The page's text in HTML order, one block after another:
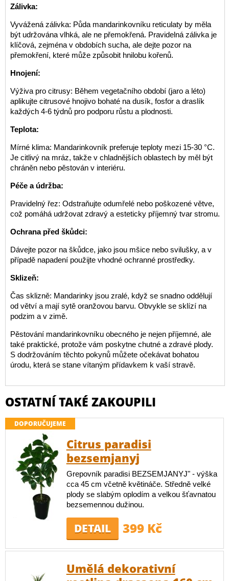
Zálivka:
Vyvážená zálivka: Půda mandarinkovníku reticulaty by měla
být udržována vlhká, ale ne přemokřená. Pravidelná zálivka je
klíčová, zejména v obdobích sucha, ale dejte pozor na
přemokření, které může způsobit hnilobu kořenů.
Hnojení:
Výživa pro citrusy: Během vegetačního období (jaro a léto)
aplikujte citrusové hnojivo bohaté na dusík, fosfor a draslík
každých 4-6 týdnů pro podporu růstu a plodnosti.
Teplota:
Mírné klima: Mandarinkovník preferuje teploty mezi 15-30 °C.
Je citlivý na mráz, takže v chladnějších oblastech by měl být
chráněn nebo pěstován v interiéru.
Péče a údržba:
Pravidelný řez: Odstraňujte odumřelé nebo poškozené větve,
což pomáhá udržovat zdravý a esteticky příjemný tvar stromu.
Ochrana před škůdci:
Dávejte pozor na škůdce, jako jsou mšice nebo svilušky, a v
případě napadení použijte vhodné ochranné prostředky.
Sklizeň:
Čas sklizně: Mandarinky jsou zralé, když se snadno oddělují
od větví a mají sytě oranžovou barvu. Obvykle se sklízí na
podzim a v zimě.
Pěstování mandarinkovníku obecného je nejen příjemné, ale
také praktické, protože vám poskytne chutné a zdravé plody.
S dodržováním těchto pokynů můžete očekávat bohatou
úrodu, která se stane vítaným přídavkem k vaší stravě.
OSTATNÍ TAKÉ ZAKOUPILI
DOPORUČUJEME
Citrus paradisi
bezsemjanyj
Grepovník paradisi BEZSEMJANYJ" - výška
cca 45 cm včetně květináče. Středně velké
plody se slabým oplodím a velkou šťavnatou
bezsemennou dužinou.
DETAIL 399 Kč
Umělá dekorativní